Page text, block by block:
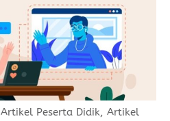
Artikel Peserta Didik, Artikel